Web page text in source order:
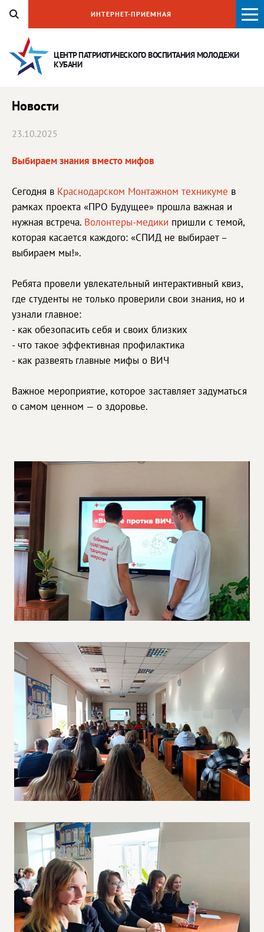
ЦЕНТР ПАТРИОТИЧЕСКОГО ВОСПИТАНИЯМОЛОДЕЖИ
КУБАНИ
ИНТЕРНЕТ-ПРИЕМНАЯ
Новости
23.10.2025
Выбираем знания вместо мифов
Сегодня в Краснодарском Монтажном техникуме в
рамках проекта «ПРО Будущее» прошла важная и
нужная встреча. Волонтеры-медики пришли с темой,
которая касается каждого: «СПИД не выбирает –
выбираем мы!».
Ребята провели увлекательный интерактивный квиз,
где студенты не только проверили свои знания, но и
узнали главное:
- как обезопасить себя и своих близких
- что такое эффективная профилактика
- как развеять главные мифы о ВИЧ
Важное мероприятие, которое заставляет задуматься
о самом ценном — о здоровье.